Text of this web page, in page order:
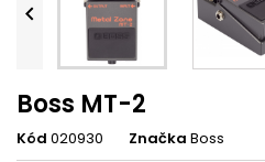

Boss MT-2
Kód 020930 Značka Boss